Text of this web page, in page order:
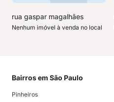
rua gaspar magalhães
Nenhum imóvel à venda no local
Bairros em São Paulo
Pinheiros